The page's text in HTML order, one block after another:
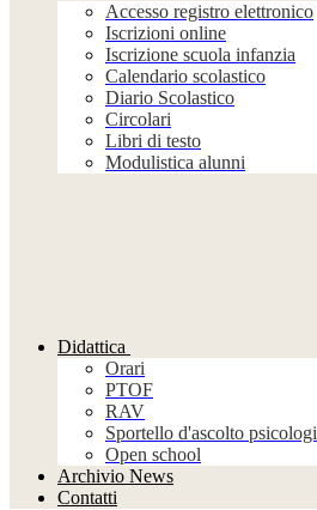
Accesso registro elettronico
Iscrizioni online
Iscrizione scuola infanzia
Calendario scolastico
Diario Scolastico
Circolari
Libri di testo
Modulistica alunni
Didattica
Orari
PTOF
RAV
Sportello d'ascolto
Open school
Archivio News
Contatti